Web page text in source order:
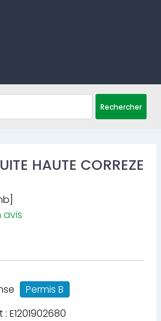
Rechercher
HAUTE CORREZE
avis
Permis B
E1201902680